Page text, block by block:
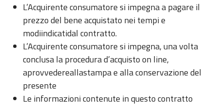
L’Acquirente consumatore si impegna a pagare il
prezzo del bene acquistato nei tempi e
modiindicatidal contratto.
L’Acquirente consumatore si impegna, una volta
conclusa la procedura d’acquisto on line,
aprovvedereallastampa e alla conservazione del
presente
Le informazioni contenute in questo contratto